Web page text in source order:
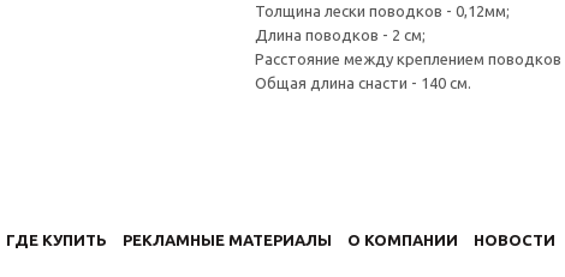
Толщина лески поводков - 0,12мм;
Длина поводков - 2 см;
Расстояние между креплением поводков
Общая длина снасти - 140 см.
ГДЕ КУПИТЬ РЕКЛАМНЫЕ МАТЕРИАЛЫ О КОМПАНИИ НОВОСТИ